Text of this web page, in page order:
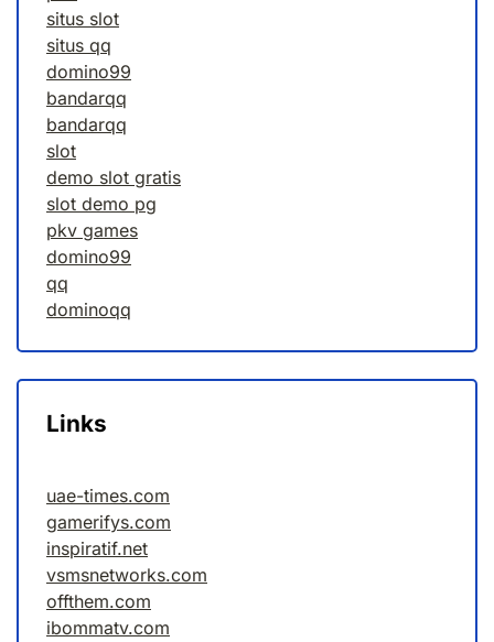
situs slot
situs qq
domino99
bandarqq
bandarqq
slot
demo slot gratis
slot demo pg
pkv games
domino99
qq
dominoqq
Links
uae-times.com
gamerifys.com
inspiratif.net
vsmsnetworks.com
offthem.com
ibommatv.com